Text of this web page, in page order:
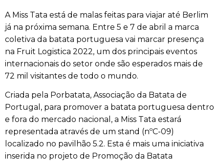
A Miss Tata está de malas feitas para viajar até Berlim
já na próxima semana. Entre 5 e 7 de abril a marca
coletiva da batata portuguesa vai marcar presença
na Fruit Logistica 2022, um dos principais eventos
internacionais do setor onde são esperados mais de
72 mil visitantes de todo o mundo.
Criada pela Porbatata, Associação da Batata de
Portugal, para promover a batata portuguesa dentro
e fora do mercado nacional, a Miss Tata estará
representada através de um stand (nºC-09)
localizado no pavilhão 5.2. Esta é mais uma iniciativa
inserida no projeto de Promoção da Batata